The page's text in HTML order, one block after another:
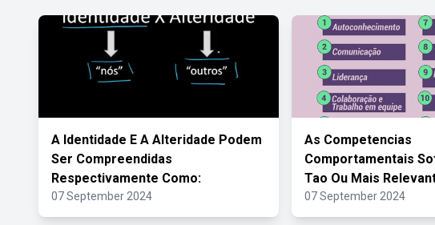
A Identidade E A Alteridade Podem
Ser Compreendidas
Respectivamente Como:
07 September 2024
As Competencias
Comportamentais
Tao Ou Mais
07 September 2024